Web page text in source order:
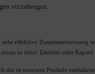
vorzubeugen.
effektive Zusammensetzung
in einer Tablette oder
die in unserem Produkt